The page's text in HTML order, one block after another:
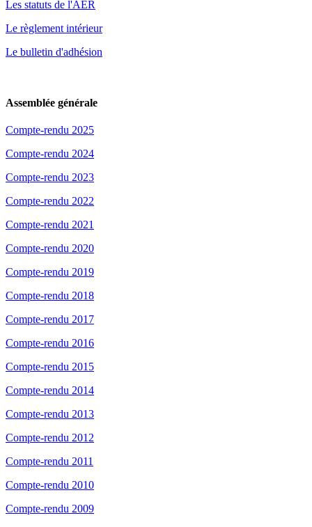
Les statuts de l'AER
Le règlement intérieur
Le bulletin d'adhésion
Assemblée générale
Compte-rendu 2025
Compte-rendu 2024
Compte-rendu 2023
Compte-rendu 2022
Compte-rendu 2021
Compte-rendu 2020
Compte-rendu 2019
Compte-rendu 2018
Compte-rendu 2017
Compte-rendu 2016
Compte-rendu 2015
Compte-rendu 2014
Compte-rendu 2013
Compte-rendu 2012
Compte-rendu 2011
Compte-rendu 2010
Compte-rendu 2009